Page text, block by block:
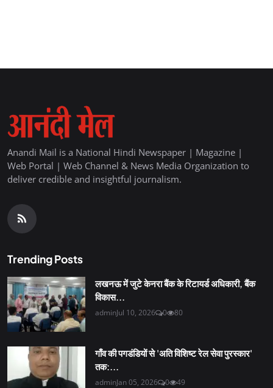
Anandi Mail is a National Hindi Newspaper | Magazine |
Web Portal | Web Channel & News Media Organization to
deliver credible and insightful journalism.
Trending Posts
लखनऊ में जुटे केनरा बैंक के रिटायर्ड अधिकारी, बैंक
विकास...
adminJul 10, 2026 0 80
गाँव की पगडंडियों से 'अति विशिष्ट रेल सेवा पुरस्कार'
तक:...
adminJan 05, 2026 0 49